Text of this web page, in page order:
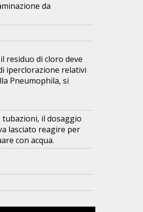
da
residuo di cloro deve
iperclorazione relativi
Pneumophila, si
il dosaggio
lasciato reagire per
con acqua.